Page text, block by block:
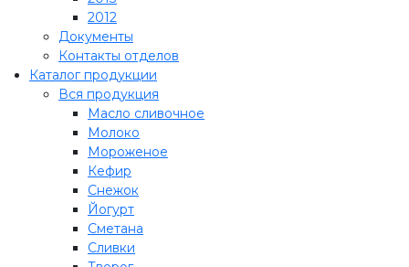
2012
Документы
Контакты отделов
Каталог продукции
Вся продукция
Масло сливочное
Молоко
Мороженое
Кефир
Снежок
Йогурт
Сметана
Сливки